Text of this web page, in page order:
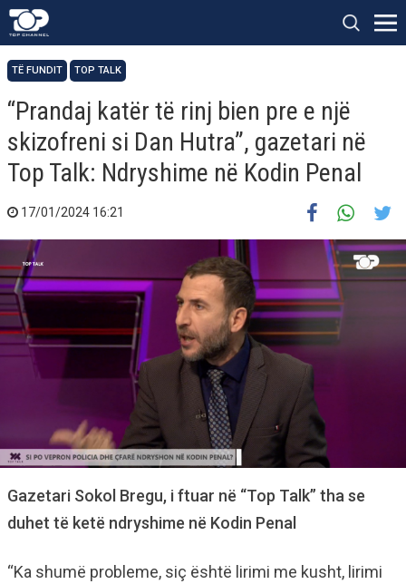
TË FUNDIT TOP TALK
“Prandaj katër të rinj bien pre e një
skizofreni si Dan Hutra”, gazetari në
Top Talk: Ndryshime në Kodin Penal
17/01/2024 16:21
Gazetari Sokol Bregu, i ftuar në “Top Talk” tha se
duhet të ketë ndryshime në Kodin Penal
“Ka shumë probleme, siç është lirimi me kusht, lirimi